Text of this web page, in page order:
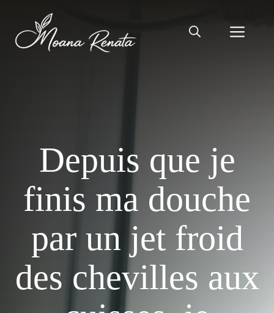
contenu
Depuis que je
finis ma douche
par un jet froid
des chevilles aux